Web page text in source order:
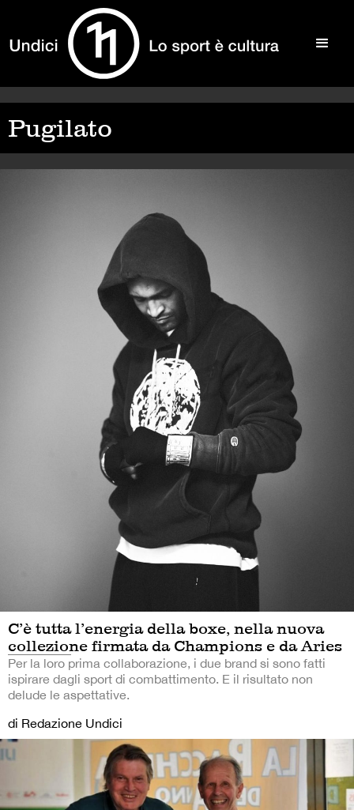
Pugilato
C’è tutta l’energia della boxe, nella nuova
collezione firmata da Champions e da Aries
Per la loro prima collaborazione, i due brand si sono fatti
ispirare dagli sport di combattimento. E il risultato non
delude le aspettative.
di Redazione Undici